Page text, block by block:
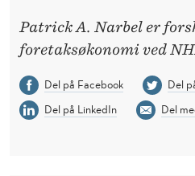
Patrick A. Narbel er
foretaksøkonomi ved
Del på Facebook
Del
Del på LinkedIn
Del